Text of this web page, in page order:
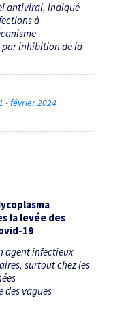
antiviral, indiqué
à
inhibition de la
- février 2024
la levée des
19
agent infectieux
surtout chez les
des vagues